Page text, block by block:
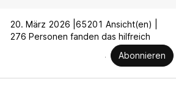
20. März 2026 | 65201 Ansicht(en) |
276 Personen fanden das hilfreich
Abonnieren